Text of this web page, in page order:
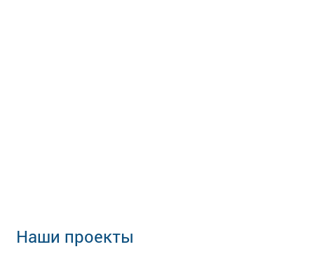
Наши проекты